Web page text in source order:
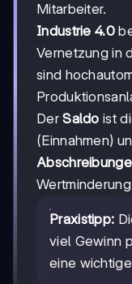
Mitarbeiter.
Industrie 4.0
Vernetzung in
sind
DerSaldo ist
(Einnahmen)
Praxistipp:
viel Gewinn
eine